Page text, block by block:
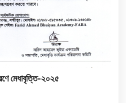
মেধাবৃত্তি-২০২৫